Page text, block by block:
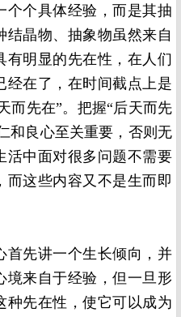
个个具体经验，而是其抽
晶物、抽象物虽然来自
有明显的先在性，在人们
经在了，在时间截点上是
而先在”。把握“后天而先
和良心至关重要，否则无
活中面对很多问题不需要
而这些内容又不是生而即
首先讲一个生长倾向，并
境来自于经验，但一旦形
种先在性，使它可以成为